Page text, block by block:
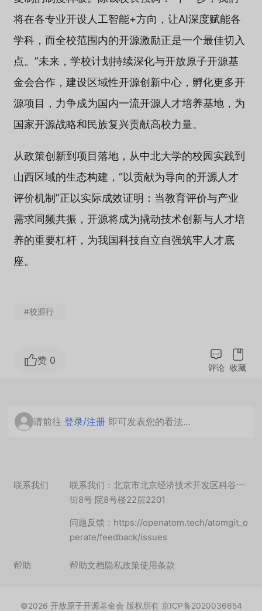
将在各专业开设人工智能+方向，让AI深度赋能各
学科，而全校范围内的开源激励正是一个最佳切入
点。”未来，学校计划持续深化与开放原子开源基
金会合作，建设区域性开源创新中心，孵化更多开
源项目，力争成为国内一流开源人才培养基地，为
国家开源战略和民族复兴贡献高校力量。
从政策创新到项目落地，从中北大学的校园实践到
山西区域的生态构建，“以贡献为导向的开源人才
评价机制”正以实际成效证明：当教育评价与产业
需求同频共振，开源将成为撬动技术创新与人才培
养的重要杠杆，为我国科技自立自强筑牢人才底
座。
#校源行
赞 0
评论 收藏
请前往登录/注册 即可发表您的看法…
联系我们
联系我们：北京市北京经济技术开发区科谷一
街8号 院8号楼22层2201
问题反馈：https://openatom.tech/atomgit_o
perate/feedback/issues
帮助 帮助文档隐私政策使用条款
©2026 开放原子开源基金会 版权所有 京ICP备2020036654